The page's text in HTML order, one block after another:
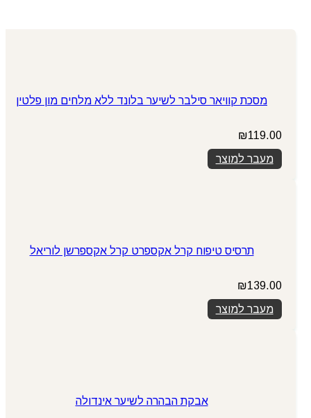
מסכת קוויאר סילבר לשיער בלונד ללא מלחים מון פלטין
₪119.00
מעבר למוצר
תרסיס טיפוח קרל אקספרט קרל אקספרשן לוריאל
₪139.00
מעבר למוצר
אבקת הבהרה לשיער אינדולה